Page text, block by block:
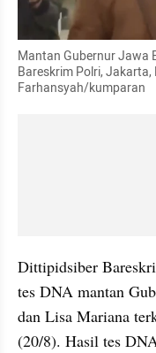
Mantan Gubernur Jawa
Bareskrim Polri,
Farhansyah/kumparan
Dittipidsiber
tes DNA mantan
dan Lisa Mariana
(20/8). Hasil tes